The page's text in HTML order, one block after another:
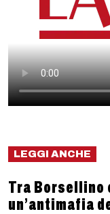
LEGGI ANCHE
Tra Borsellino
un’antimafia